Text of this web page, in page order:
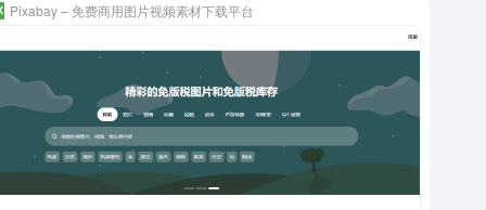
Pixabay – 免费商用图片视频素材下载平台